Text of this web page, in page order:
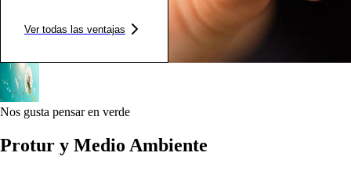
Ver todas las ventajas
Nos gusta pensar en verde
Protur y Medio Ambiente